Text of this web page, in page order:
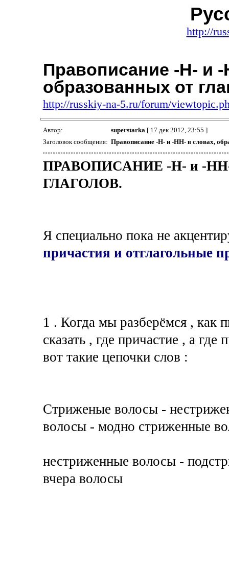
http://
Правописание -Н- и
образованных от
http://russkiy-na-5.ru/forum/
Автор: superstarka[ 17 дек 2012, 23:55 ]
Заголовок сообщения: Правописание -Н- и -НН- в словах,
ПРАВОПИСАНИЕ -Н- и -
ГЛАГОЛОВ.
Я специально пока не
причастия и отглагольные
1 . Когда мы разберёмся , как
сказать , где причастие , а
вот такие цепочки слов :
Стриженые волосы -
волосы - модно стриженные
нестриженные волосы -
вчера волосы